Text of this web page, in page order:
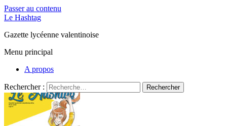
Passer au contenu
Le Hashtag
Gazette lycéenne valentinoise
Menu principal
A propos
Rechercher :